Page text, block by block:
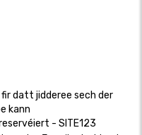
datt jidderee sech der
kann
- SITE123